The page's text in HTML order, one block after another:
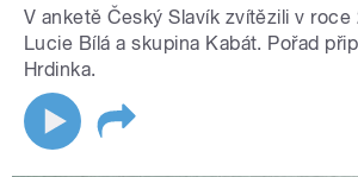
V anketě Český Slavík zvítězili v roce
Lucie Bílá a skupina Kabát. Pořad
Hrdinka.